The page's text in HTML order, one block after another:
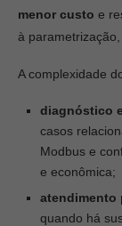
menor custo e
à
A complexidade
diagnóstico
casos
Modbus e
e econômica;
atendimento
quando há